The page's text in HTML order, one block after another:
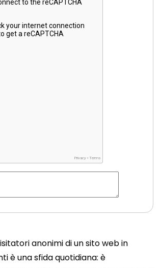
anonimi di un sito web in
è una sfida quotidiana: è